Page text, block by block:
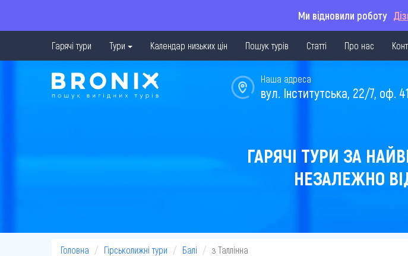
Ми відновили роботу
Гарячі тури Тури Календар низьких цін Пошук турів Статті Про нас
Наша адреса
вул. Інститутська, 22/7, оф.
ГАРЯЧІ ТУРИ ЗА
НЕЗАЛЕЖНО
Головна Гірськолижні тури Балі з Таллінна